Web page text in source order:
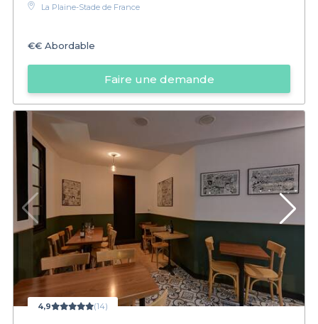
La Plaine-Stade de France
€€ Abordable
Faire une demande
4,9 (14)